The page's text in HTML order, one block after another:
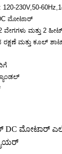
230V,50-
ಮೋಟಾರ್
ವೇಗಗಳು ಮತ್ತು 2
ಮತ್ತು ಕೂಲ್